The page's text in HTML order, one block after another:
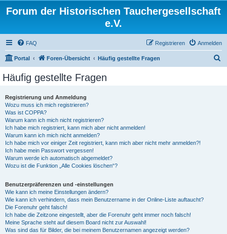
Forum der Historischen Tauchergesellschaft
e.V.
FAQ Anmelden
Registrieren
Portal Foren-Übersicht Häufig gestellte Fragen
Häufig gestellte Fragen
Registrierung und Anmeldung
Wozu muss ich mich registrieren?
Was ist COPPA?
Warum kann ich mich nicht registrieren?
Ich habe mich registriert, kann mich aber nicht anmelden!
Warum kann ich mich nicht anmelden?
Ich habe mich vor einiger Zeit registriert, kann mich aber nicht mehr anmelden?!
Ich habe mein Passwort vergessen!
Warum werde ich automatisch abgemeldet?
Wozu ist die Funktion „Alle Cookies löschen“?
Benutzerpräferenzen und -einstellungen
Wie kann ich meine Einstellungen ändern?
Wie kann ich verhindern, dass mein Benutzername in der Online-Liste auftaucht?
Die Forenuhr geht falsch!
Ich habe die Zeitzone eingestellt, aber die Forenuhr geht immer noch falsch!
Meine Sprache steht auf diesem Board nicht zur Auswahl!
Was sind das für Bilder, die bei meinem Benutzernamen angezeigt werden?